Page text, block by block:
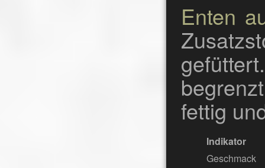
Enten
fettig
Indikator
Geschmack